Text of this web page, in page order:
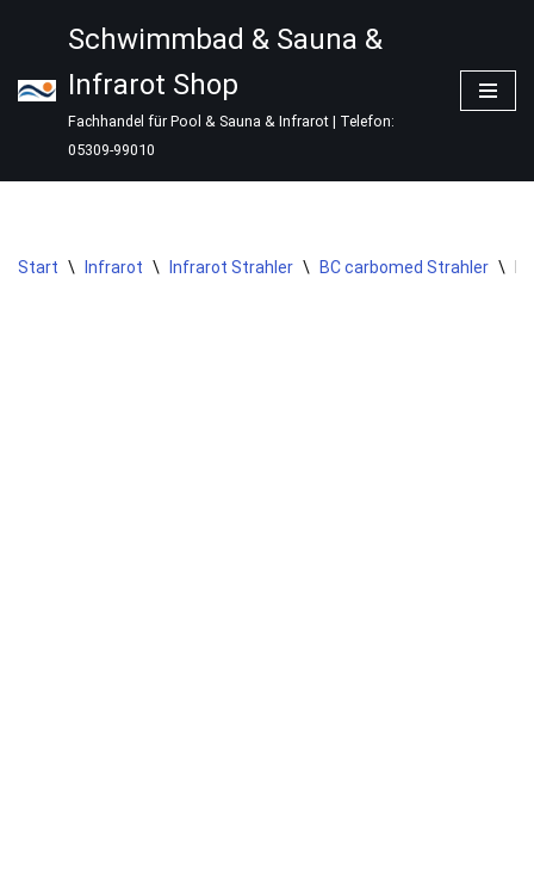
Inhalt
springen
Schwimmbad & Sauna &
Infrarot Shop
Fachhandel für Pool & Sauna & Infrarot | Telefon:
05309-99010
Start \ Infrarot \ Infrarot Strahler \ BC carbomed Strahler \